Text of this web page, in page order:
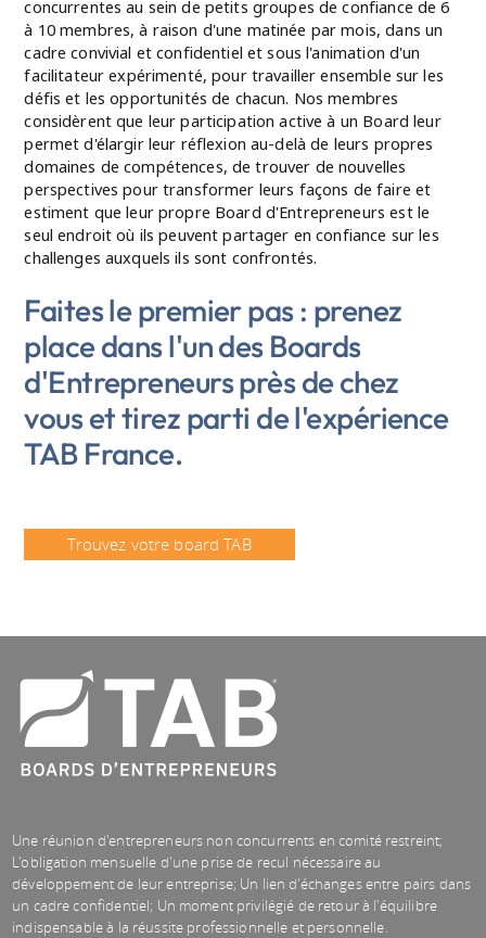
concurrentes au sein de petits groupes de confiance de 6
à 10 membres, à raison d'une matinée par mois, dans un
cadre convivial et confidentiel et sous l'animation d'un
facilitateur expérimenté, pour travailler ensemble sur les
défis et les opportunités de chacun. Nos membres
considèrent que leur participation active à un Board leur
permet d'élargir leur réflexion au-delà de leurs propres
domaines de compétences, de trouver de nouvelles
perspectives pour transformer leurs façons de faire et
estiment que leur propre Board d'Entrepreneurs est le
seul endroit où ils peuvent partager en confiance sur les
challenges auxquels ils sont confrontés.
Faites le premier pas : prenez
place dans l'un des Boards
d'Entrepreneurs près de chez
vous et tirez parti de l'expérience
TAB France.
Trouvez votre board TAB
Une réunion d'entrepreneurs non concurrents en comité restreint;
L'obligation mensuelle d'une prise de recul nécessaire au
développement de leur entreprise; Un lien d'échanges entre pairs dans
un cadre confidentiel; Un moment privilégié de retour à l'équilibre
indispensable à la réussite professionnelle et personnelle.